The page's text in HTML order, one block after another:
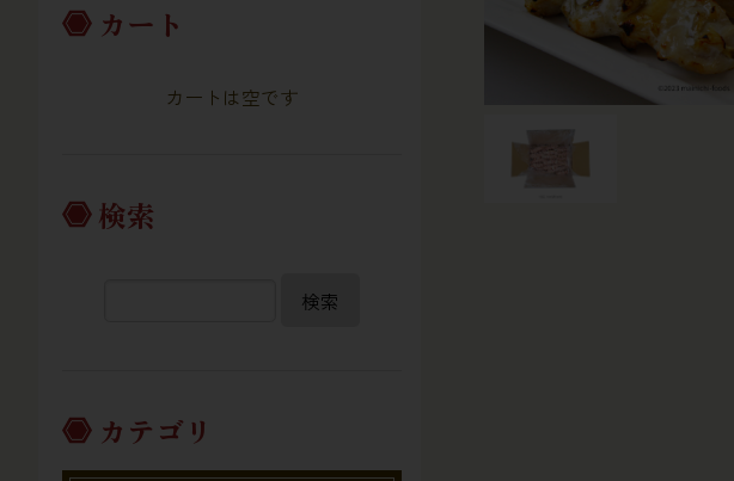
カート
カートは空です
検索
検索
カテゴリ